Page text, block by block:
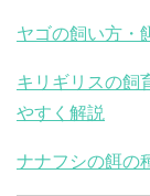
ヤゴの飼い方・
キリギリスの飼
やすく解説
ナナフシの餌の